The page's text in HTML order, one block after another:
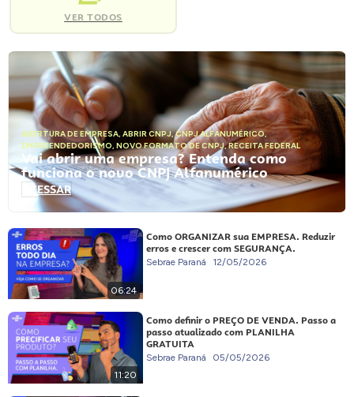
VER TODOS
ABERTURA DE EMPRESA, ABRIR CNPJ,CNPJ ALFANUMÉRICO,
EMPREENDEDORISMO, NOVO FORMATO DE CNPJ,RECEITA FEDERAL
Vai abrir uma empresa? Entenda como
funciona o novo CNPJ Alfanumérico
ACESSAR
06:24
Como ORGANIZAR sua EMPRESA. Reduzir
erros e crescer com SEGURANÇA.
Sebrae Paraná 12/05/2026
11:20
Como definir o PREÇO DE VENDA. Passo a
passo atualizado com PLANILHA
GRATUITA
Sebrae Paraná 05/05/2026